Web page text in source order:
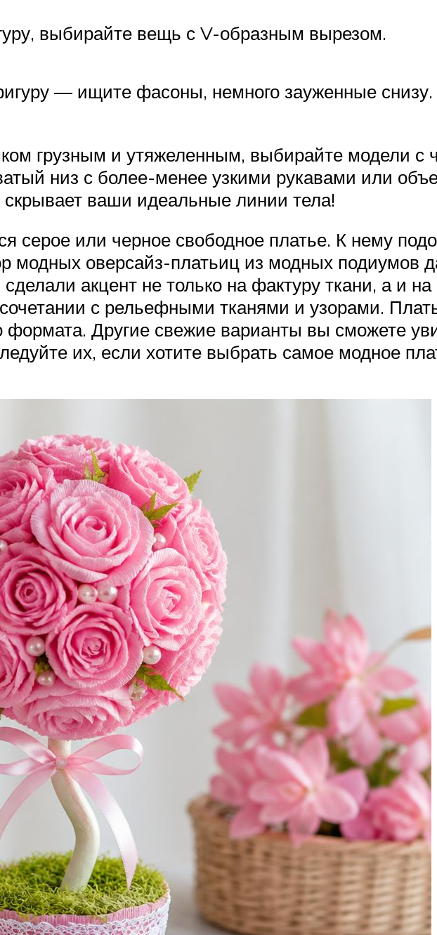
выбирайте вещь с V-образным вырезом.
— ищите фасоны, немного зауженные
грузным и утяжеленным, выбирайте модели с
низ с более-менее узкими рукавами или
ваши идеальные линии тела!
или черное свободное платье. К нему
модных оверсайз-платьиц из модных подиумов
акцент не только на фактуру ткани, а и
с рельефными тканями и узорами.
формата. Другие свежие варианты вы сможете
их, если хотите выбрать самое модное